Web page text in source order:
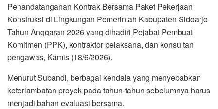
Penandatanganan Kontrak Bersama Paket Pekerjaan
Konstruksi di Lingkungan Pemerintah Kabupaten Sidoarjo
Tahun Anggaran 2026 yang dihadiri Pejabat Pembuat
Komitmen (PPK), kontraktor pelaksana, dan konsultan
pengawas, Kamis (18/6/2026).
Menurut Subandi, berbagai kendala yang menyebabkan
keterlambatan proyek pada tahun-tahun sebelumnya harus
menjadi bahan evaluasi bersama.